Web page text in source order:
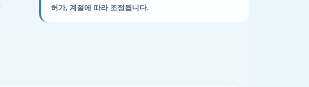
허가, 계절에 따라 조정됩니다.